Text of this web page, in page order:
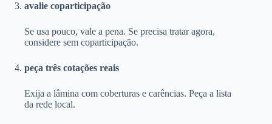
avalie coparticipação
Se usa pouco, vale a pena. Se precisa tratar agora,
considere sem coparticipação.
peça três cotações reais
Exija a lâmina com coberturas e carências. Peça a lista
da rede local.